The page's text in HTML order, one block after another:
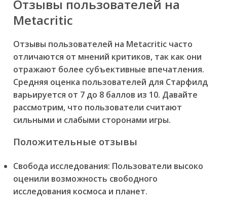
Отзывы пользователей на
Metacritic
Отзывы пользователей на Metacritic часто
отличаются от мнений критиков, так как они
отражают более субъективные впечатления.
Средняя оценка пользователей для Старфилд
варьируется от 7 до 8 баллов из 10. Давайте
рассмотрим, что пользователи считают
сильными и слабыми сторонами игры.
Положительные отзывы
Свобода исследования: Пользователи высоко
оценили возможность свободного
исследования космоса и планет.